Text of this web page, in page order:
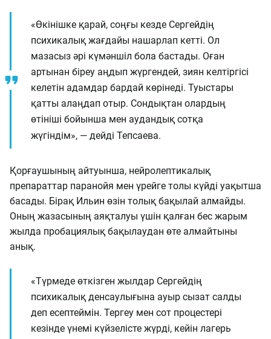
«Өкінішке қарай, соңғы кезде Сергейдің
психикалық жағдайы нашарлап кетті. Ол
мазасыз әрі күмәншіл бола бастады. Оған
артынан біреу аңдып жүргендей, зиян келтіргісі
келетін адамдар бардай көрінеді. Туыстары
қатты алаңдап отыр. Сондықтан олардың
өтініші бойынша мен аудандық сотқа
жүгіндім», — дейді Тепсаева.
Қорғаушының айтуынша, нейролептикалық
препараттар паранойя мен үрейге толы күйді уақытша
басады. Бірақ Ильин өзін толық бақылай алмайды.
Оның жазасының аяқталуы үшін қалған бес жарым
жылда пробациялық бақылаудан өте алмайтыны
анық.
«Түрмеде өткізген жылдар Сергейдің
психикалық денсаулығына ауыр сызат салды
деп есептеймін. Тергеу мен сот процестері
кезінде үнемі күйзелісте жүрді, кейін лагерь